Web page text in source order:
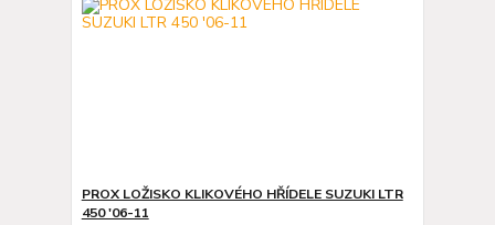
PROX LOŽISKO KLIKOVÉHO HŘÍDELE SUZUKI LTR
450 '06-11